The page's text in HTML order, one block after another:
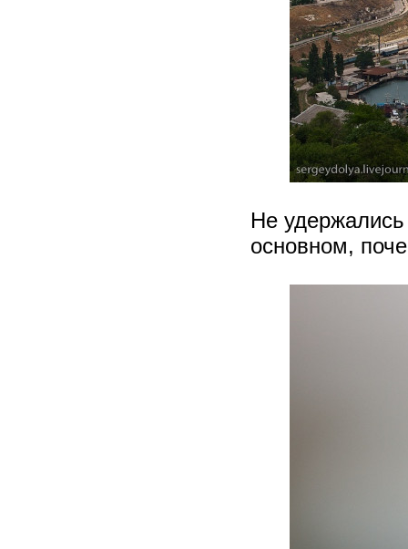
Не
основном,